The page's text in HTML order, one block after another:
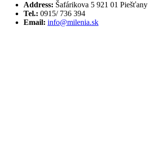
Address: Šafárikova 5 921 01 Piešťany
Tel.: 0915/ 736 394
Email: info@milenia.sk